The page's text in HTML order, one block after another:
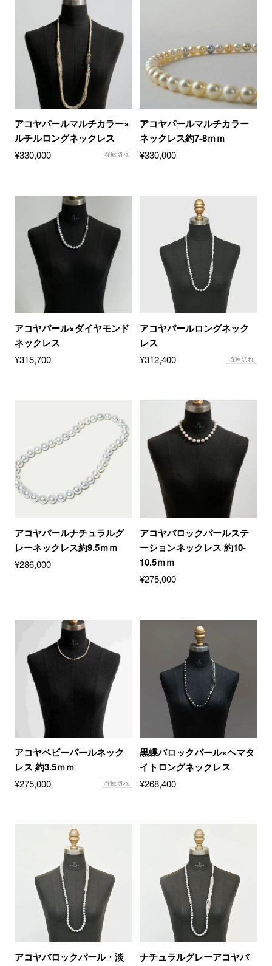
アコヤパールマルチカラー×
ルチルロングネックレス
¥330,000 在庫切れ
アコヤパールマルチカラー
ネックレス約7-8ｍｍ
¥330,000
アコヤパール×ダイヤモンド
ネックレス
¥315,700
アコヤパールロングネック
レス
¥312,400 在庫切れ
アコヤパールナチュラルグ
レーネックレス約9.5ｍｍ
¥286,000
アコヤバロックパールステ
ーションネックレス 約10-
10.5ｍｍ
¥275,000
アコヤベビーパールネック
レス 約3.5ｍｍ
¥275,000 在庫切れ
黒蝶バロックパール×ヘマタ
イトロングネックレス
¥268,400
アコヤバロックパール・淡
ナチュラルグレーアコヤバ